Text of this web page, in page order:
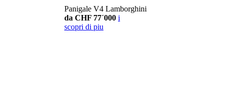
Panigale V4 Lamborghini
da CHF 77´000 i
scopri di piu